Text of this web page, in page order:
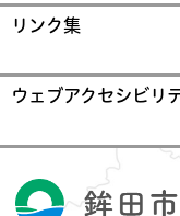
リンク集
ウェブアクセシビリ